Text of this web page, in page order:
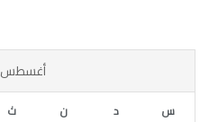
أغسطس 2026
س د ن ث